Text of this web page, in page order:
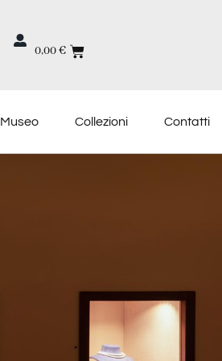
0,00€
Museo Collezioni Contatti